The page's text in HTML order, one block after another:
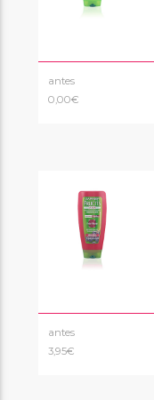
antes
0,00€
antes
3,95€